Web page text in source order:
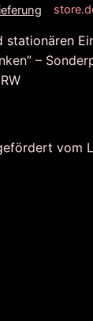
stationären
–
vom